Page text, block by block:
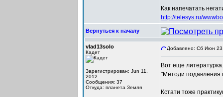
Как напечатать
http://telesys.ru/
Вернуться к началу
vlad13solo
Кадет
Зарегистрирован: Jun 11,
2012
Сообщения: 37
Откуда: планета Земля
Добавлено: Сб Июн
Вот еще
"Методи подавления
Кстати тоже